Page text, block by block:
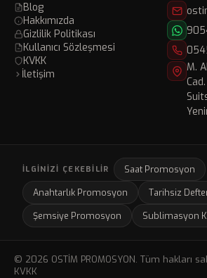
Blog
Hakkımızda
Gizlilik Politikası
Kullanıcı Sözleşmesi
KVKK
İletişim
M.
İLGINIZI ÇEKEBILIR
Saat Promosyon
Anahtarlık Promosyon
Tarihsiz
Şemsiye Promosyon
Sublimasyon
© 2026 OSTİM PROMOSYON. Tüm hakları
KVKK